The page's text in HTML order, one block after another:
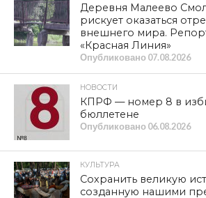
Деревня Малеево
рискует оказаться
внешнего мира.
«Красная Линия»
Опубликовано 07.08.2026
НОВОСТИ
КПРФ — номер 8 в
бюллетене
Опубликовано 06.08.2026
КУЛЬТУРА
Сохранить великую
созданную нашими